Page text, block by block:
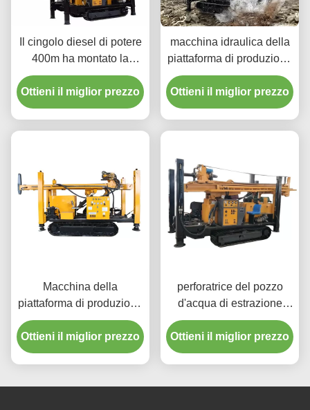
Il cingolo diesel di potere
400m ha montato la
perforatrice dell'aria DTH
Ottieni il miglior prezzo
macchina idraulica della
piattaforma di produzione
del cingolo DTH di 200m
HWZ
Ottieni il miglior prezzo
Macchina della
piattaforma di produzione
di Hudraulic 300m DTH
per il pozzo d'acqua
Ottieni il miglior prezzo
perforatrice del pozzo
d'acqua di estrazione
mineraria del pozzo
trivellato di 300m DTH
Ottieni il miglior prezzo